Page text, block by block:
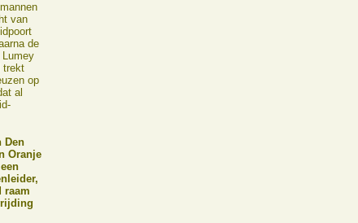
van
de
Lumey
trekt
op
al
Den
Oranje
raam